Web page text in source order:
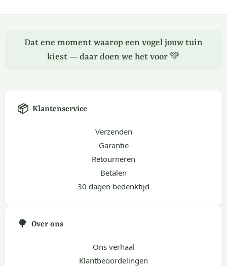
Dat ene moment waarop een vogel jouw tuin
kiest — daar doen we het voor 💚
📦 Klantenservice
Verzenden
Garantie
Retourneren
Betalen
30 dagen bedenktijd
🌳 Over ons
Ons verhaal
Klantbeoordelingen